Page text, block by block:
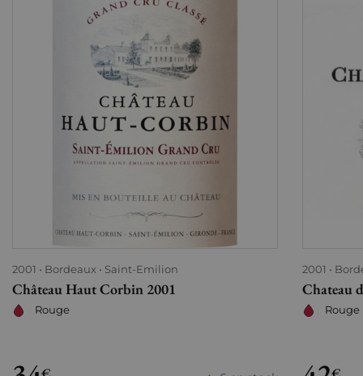
2001 Bordeaux Saint-Emilion
Château Haut Corbin 2001
Rouge
2001
Chateau
Rouge